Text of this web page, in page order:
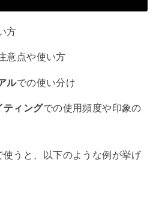
方
意点や使い方
ルでの使い分け
ティングでの使用頻度や印象の
使うと、以下のような例が挙げ